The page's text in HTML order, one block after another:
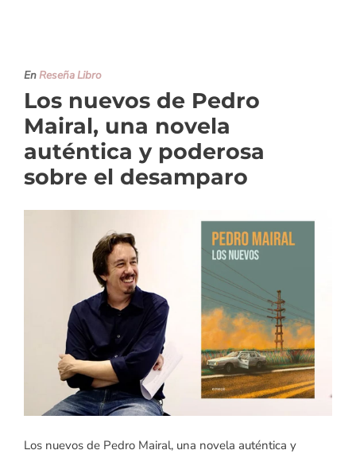
EnReseña Libro
Los nuevos de Pedro
Mairal, una novela
auténtica y poderosa
sobre el desamparo
Los nuevos de Pedro Mairal, una novela auténtica y